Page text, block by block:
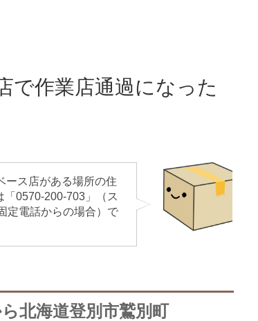
で作業店通過になった
ース店がある場所の住
0570-200-703」（ス
定電話からの場合）で
北海道登別市鷲別町